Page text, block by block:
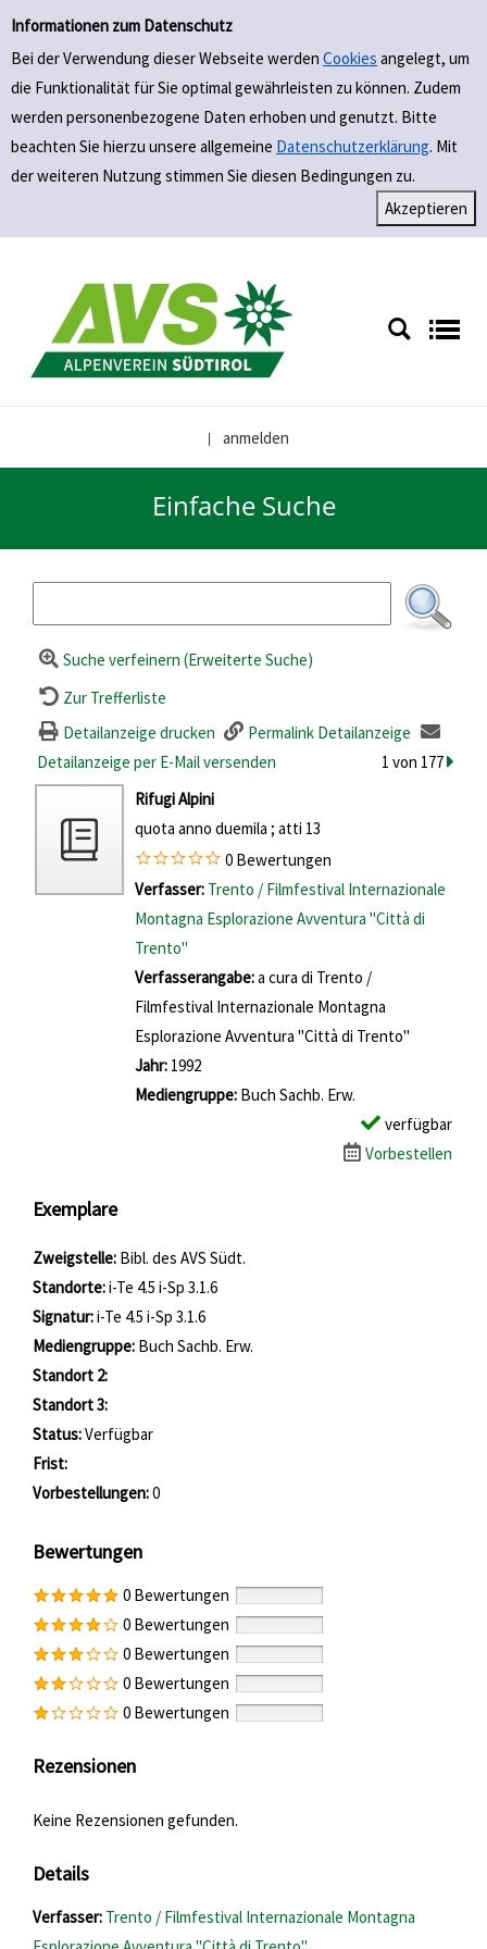
Einfache Suche
Informationen zum Datenschutz
Bei der Verwendung dieser Webseite werden Cookies angelegt, um
die Funktionalität für Sie optimal gewährleisten zu können. Zudem
werden personenbezogene Daten erhoben und genutzt. Bitte
beachten Sie hierzu unsere allgemeine Datenschutzerklärung. Mit
der weiteren Nutzung stimmen Sie diesen Bedingungen zu.
Zur Detailanzeige springen
anmelden
Einfache Suche
Suche verfeinern (Erweiterte Suche)
Zur Trefferliste
Detailanzeige drucken
Permalink Detailanzeige
Detailanzeige per E-Mail versenden
1 von 177zum
wird in neuem Tab geöffnet
Rifugi Alpini
quota anno duemila ; atti 13
0 Bewertungen
Verfasser: Suche nach diesem Verfasser
Trento / Filmfestival Internazionale
Montagna Esplorazione Avventura "Città di
Trento"
Verfasserangabe:a cura di Trento /
Filmfestival Internazionale Montagna
Esplorazione Avventura "Città di Trento"
Jahr: 1992
Mediengruppe: Buch Sachb. Erw.
verfügbar
Vorbestellen
Exemplare
Zweigstelle: Bibl. des AVS Südt.
Standorte:i-Te 4.5 i-Sp 3.1.6
Signatur:i-Te 4.5 i-Sp 3.1.6
Mediengruppe: Buch Sachb. Erw.
Standort 2:
Standort 3:
Status:Verfügbar
Frist:
Vorbestellungen:0
Bewertungen
0 Bewertungen
0 Bewertungen
0 Bewertungen
0 Bewertungen
0 Bewertungen
Rezensionen
Keine Rezensionen gefunden.
Details
Verfasser: Suche nach diesem Verfasser
Trento / Filmfestival Internazionale Montagna